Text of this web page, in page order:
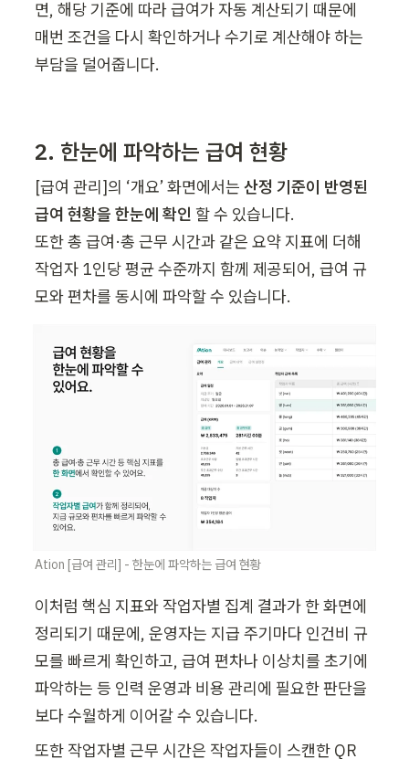
면, 해당 기준에 따라 급여가 자동 계산되기 때문에
매번 조건을 다시 확인하거나 수기로 계산해야 하는
부담을 덜어줍니다.
2. 한눈에 파악하는 급여 현황
[급여 관리]의 ‘개요’ 화면에서는 산정 기준이 반영된
급여 현황을 한눈에 확인 할 수 있습니다.
또한 총 급여·총 근무 시간과 같은 요약 지표에 더해
작업자 1인당 평균 수준까지 함께 제공되어, 급여 규
모와 편차를 동시에 파악할 수 있습니다.
Ation [급여 관리] - 한눈에 파악하는 급여 현황
이처럼 핵심 지표와 작업자별 집계 결과가 한 화면에
정리되기 때문에, 운영자는 지급 주기마다 인건비 규
모를 빠르게 확인하고, 급여 편차나 이상치를 초기에
파악하는 등 인력 운영과 비용 관리에 필요한 판단을
보다 수월하게 이어갈 수 있습니다.
또한 작업자별 근무 시간은 작업자들이 스캔한 QR